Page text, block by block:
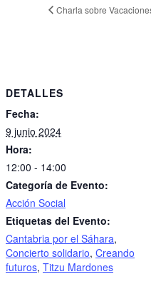
Charla sobre
DETALLES
Fecha:
9 junio 2024
Hora:
12:00 - 14:00
Categoría de Evento:
Acción Social
Etiquetas del Evento:
Cantabria por el Sáhara,
Concierto solidario, Creando
futuros, Titzu Mardones